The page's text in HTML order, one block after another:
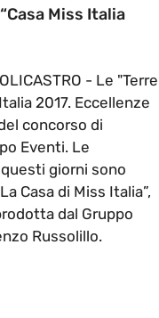
Miss Italia
- Le "Terre
2017. Eccellenze
concorso di
Eventi. Le
giorni sono
Casa di Miss Italia”,
dal Gruppo
Russolillo.